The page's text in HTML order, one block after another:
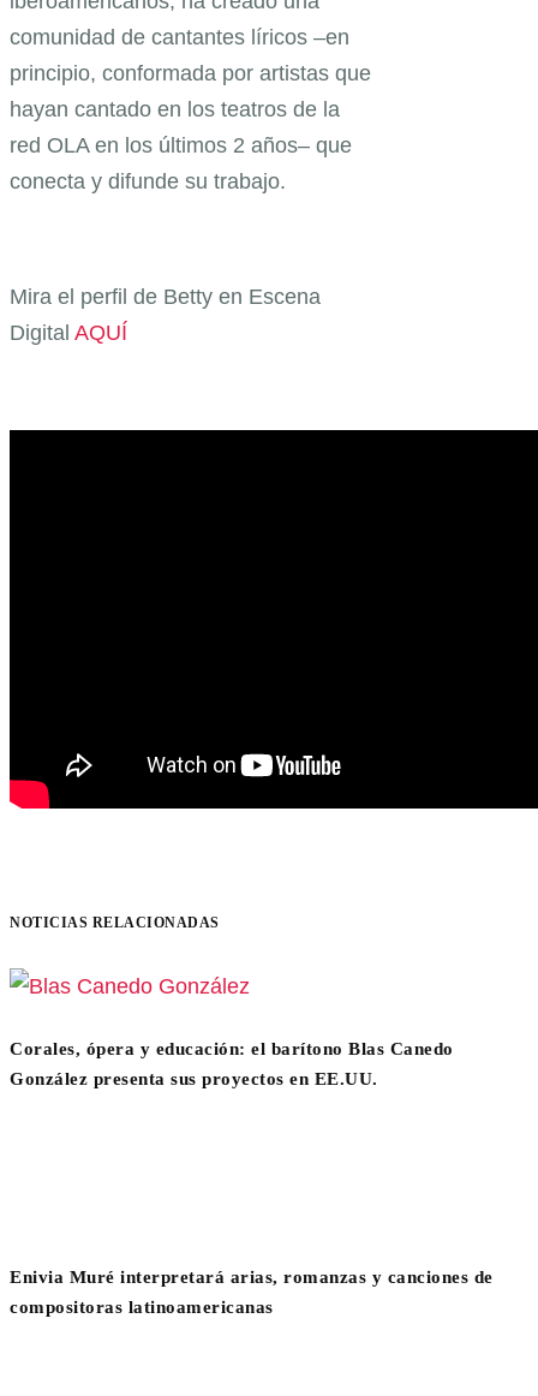
comunidad de cantantes líricos –en
principio, conformada por artistas que
hayan cantado en los teatros de la
red OLA en los últimos 2 años– que
conecta y difunde su trabajo.
Mira el perfil de Betty en Escena
Digital AQUÍ
NOTICIAS RELACIONADAS
Corales, ópera y educación: el barítono Blas Canedo
González presenta sus proyectos en EE.UU.
Enivia Muré interpretará arias, romanzas y canciones de
compositoras latinoamericanas